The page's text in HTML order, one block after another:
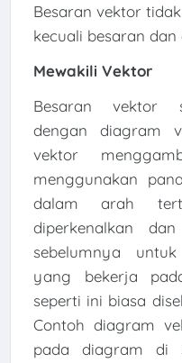
Besaran vektor
kecuali besaran
Mewakili Vektor
Besaran vektor
dengan diagram
vektor
menggunakan
dalam arah
diperkenalkan
sebelumnya
yang bekerja
seperti ini biasa
Contoh diagram
pada diagram di